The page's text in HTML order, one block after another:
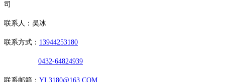
司
联系人：吴冰
联系方式： 13944253180
0432-64824939
联系邮箱： YL3180@163.COM